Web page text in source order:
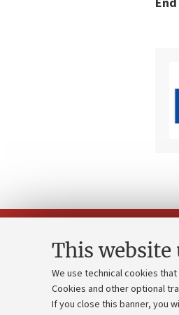
This website
We use technical cookies
Cookies and other optional
If you close this banner, you
Contacts and certified e-mail